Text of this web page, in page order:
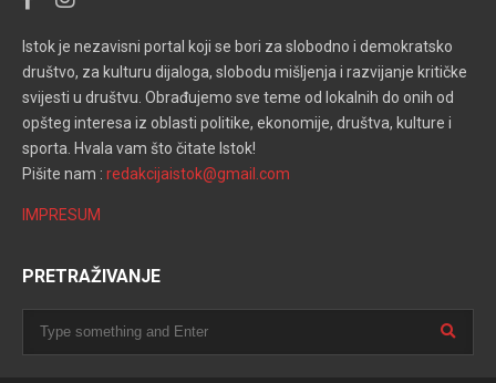
Istok je nezavisni portal koji se bori za slobodno i demokratsko
društvo, za kulturu dijaloga, slobodu mišljenja i razvijanje kritičke
svijesti u društvu. Obrađujemo sve teme od lokalnih do onih od
opšteg interesa iz oblasti politike, ekonomije, društva, kulture i
sporta. Hvala vam što čitate Istok!
Pišite nam : redakcijaistok@gmail.com
IMPRESUM
PRETRAŽIVANJE